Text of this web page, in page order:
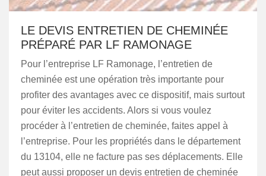
LE DEVIS ENTRETIEN DE CHEMINÉE
PRÉPARÉ PAR LF RAMONAGE
Pour l’entreprise LF Ramonage, l’entretien de
cheminée est une opération très importante pour
profiter des avantages avec ce dispositif, mais surtout
pour éviter les accidents. Alors si vous voulez
procéder à l’entretien de cheminée, faites appel à
l’entreprise. Pour les propriétés dans le département
du 13104, elle ne facture pas ses déplacements. Elle
peut aussi proposer un devis entretien de cheminée